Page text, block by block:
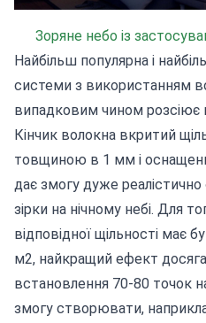
Зоряне небо із
Найбільш популярна і
системи з використанням
випадковим чином розсіює
Кінчик волокна вкритий
товщиною в 1 мм і
дає змогу дуже
зірки на нічному небі. Для
відповідної щільності має
м2, найкращий ефект
встановлення 70-80 точок
змогу створювати,